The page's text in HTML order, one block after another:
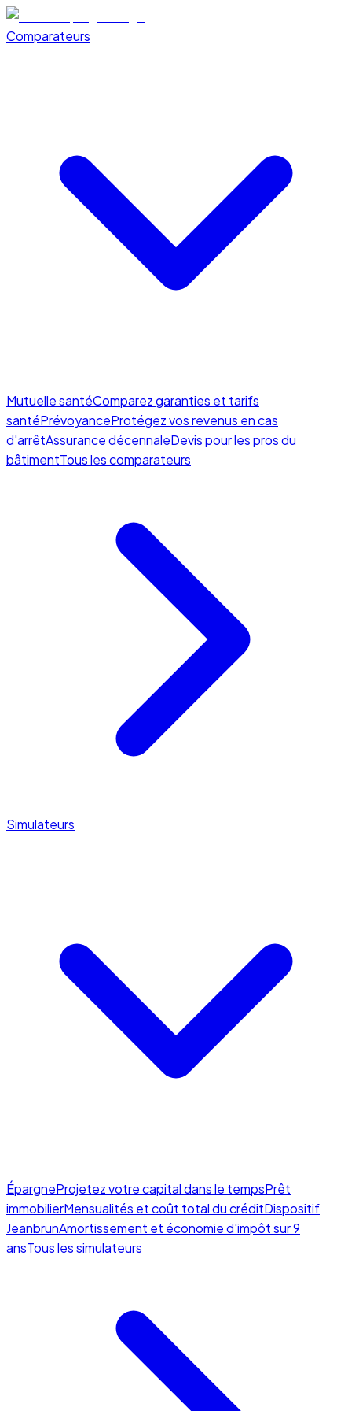
Comparateurs
Mutuelle santéComparez garanties et tarifs
santéPrévoyanceProtégez vos revenus en cas
d'arrêtAssurance décennaleDevis pour les pros du
bâtimentTous les comparateurs
Simulateurs
ÉpargneProjetez votre capital dans le tempsPrêt
immobilierMensualités et coût total du créditDispositif
JeanbrunAmortissement et économie d'impôt sur 9
ansTous les simulateurs